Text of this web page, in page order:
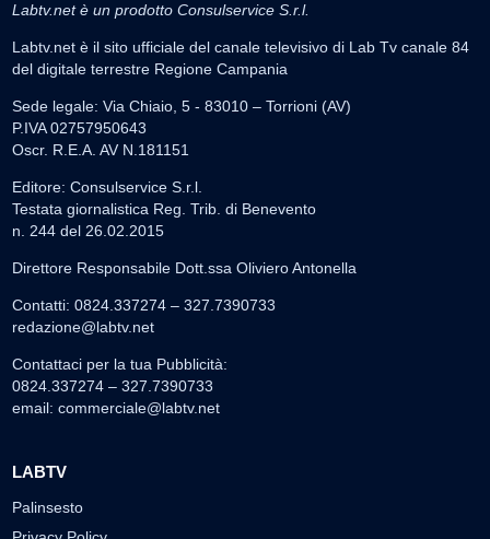
Labtv.net è un prodotto Consulservice S.r.l.
Labtv.net è il sito ufficiale del canale televisivo di Lab Tv canale 84
del digitale terrestre Regione Campania
Sede legale: Via Chiaio, 5 - 83010 – Torrioni (AV)
P.IVA 02757950643
Oscr. R.E.A. AV N.181151
Editore: Consulservice S.r.l.
Testata giornalistica Reg. Trib. di Benevento
n. 244 del 26.02.2015
Direttore Responsabile Dott.ssa Oliviero Antonella
Contatti: 0824.337274 – 327.7390733
redazione@labtv.net
Contattaci per la tua Pubblicità:
0824.337274 – 327.7390733
email: commerciale@labtv.net
LABTV
Palinsesto